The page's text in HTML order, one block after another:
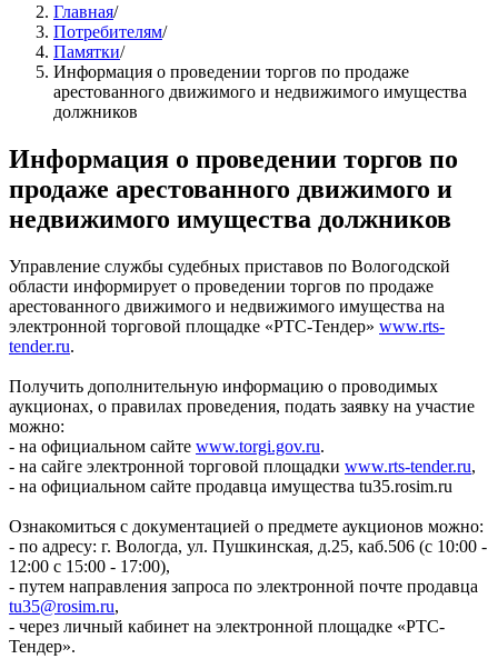
Главная/
Потребителям/
Памятки/
Информация о проведении торгов по продаже
арестованного движимого и недвижимого имущества
должников
Информация о проведении торгов по
продаже арестованного движимого и
недвижимого имущества должников
Управление службы судебных приставов по Вологодской
области информирует о проведении торгов по продаже
арестованного движимого и недвижимого имущества на
электронной торговой площадке «РТС-Тендер» www.rts-
tender.ru.
Получить дополнительную информацию о проводимых
аукционах, о правилах проведения, подать заявку на участие
можно:
- на официальном сайте www.torgi.gov.ru.
- на сайге электронной торговой площадки www.rts-tender.ru,
- на официальном сайте продавца имущества tu35.rosim.ru
Ознакомиться с документацией о предмете аукционов можно:
- по адресу: г. Вологда, ул. Пушкинская, д.25, каб.506 (с 10:00 -
12:00 с 15:00 - 17:00),
- путем направления запроса по электронной почте продавца
tu35@rosim.ru,
- через личный кабинет на электронной площадке «РТС-
Тендер».